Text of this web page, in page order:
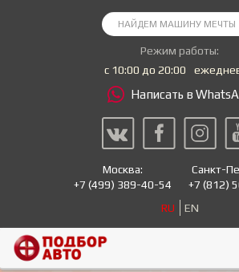
Режим работы:
с 10:00 до 20:00
Написать в
Москва:
+7 (499) 389-40-54
Санкт-
+7 (812)
RU
EN